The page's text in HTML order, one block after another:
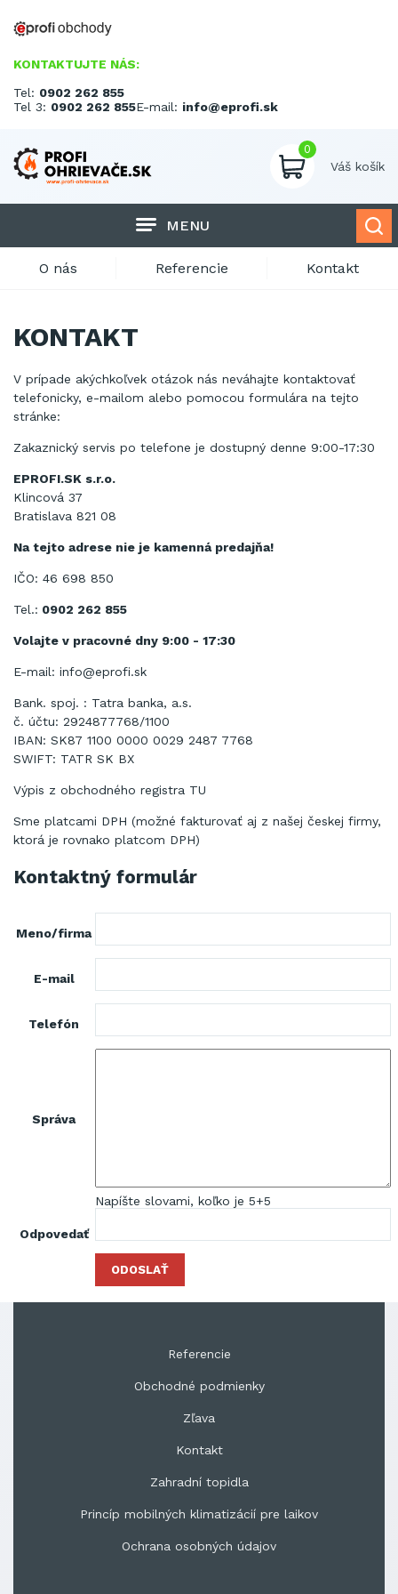
KONTAKTUJTE NÁS:
Tel: 0902 262 855
Tel 3: 0902 262 855E-mail: info@eprofi.sk
0
Váš košík
MENU
O nás Referencie Kontakt
KONTAKT
V prípade akýchkoľvek otázok nás neváhajte kontaktovať
telefonicky, e-mailom alebo pomocou formulára na tejto
stránke:
Zakaznický servis po telefone je dostupný denne 9:00-17:30
EPROFI.SK s.r.o.
Klincová 37
Bratislava 821 08
Na tejto adrese nie je kamenná predajňa!
IČO: 46 698 850
Tel.: 0902 262 855
Volajte v pracovné dny 9:00 - 17:30
E-mail: info@eprofi.sk
Bank. spoj. : Tatra banka, a.s.
č. účtu: 2924877768/1100
IBAN: SK87 1100 0000 0029 2487 7768
SWIFT: TATR SK BX
Výpis z obchodného registra TU
Sme platcami DPH (možné fakturovať aj z našej českej firmy,
ktorá je rovnako platcom DPH)
Kontaktný formulár
Meno/firma
E-mail
Telefón
Správa
Odpovedať
Napíšte slovami, koľko je 5+5
ODOSLAŤ
Referencie
Obchodné podmienky
Zľava
Kontakt
Zahradní topidla
Princíp mobilných klimatizácií pre laikov
Ochrana osobných údajov